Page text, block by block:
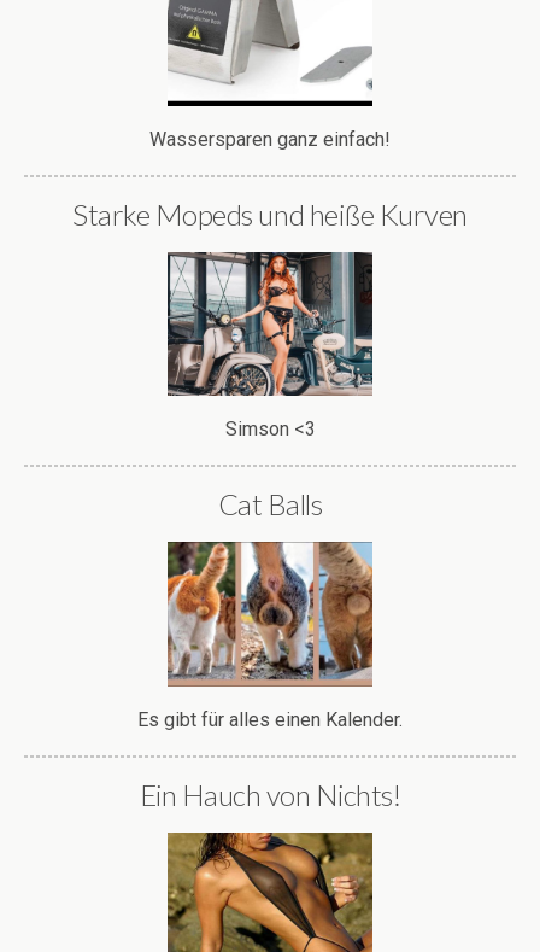
Wassersparen ganz einfach!
Starke Mopeds und heiße Kurven
Simson <3
Cat Balls
Es gibt für alles einen Kalender.
Ein Hauch von Nichts!